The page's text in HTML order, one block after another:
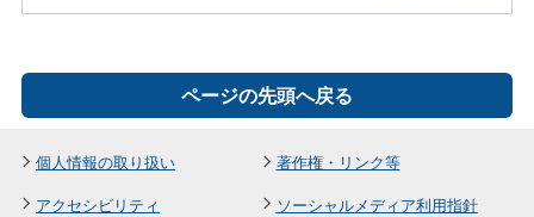
ページの先頭へ戻る
個人情報の取り扱い
著作権・リンク等
アクセシビリティ
ソーシャルメディア利用指針